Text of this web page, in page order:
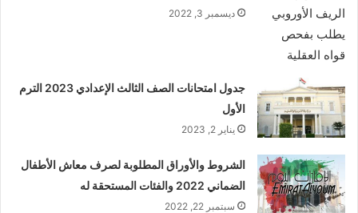
ديسمبر 3, 2022
جدول امتحانات الصف الثالث الإعدادي 2023 الترم
الأول
يناير 2, 2023
الشروط والأوراق المطلوبة لصرف معاش الأطفال
الضماني 2022 والفئات المستحقة له
سبتمبر 22, 2022